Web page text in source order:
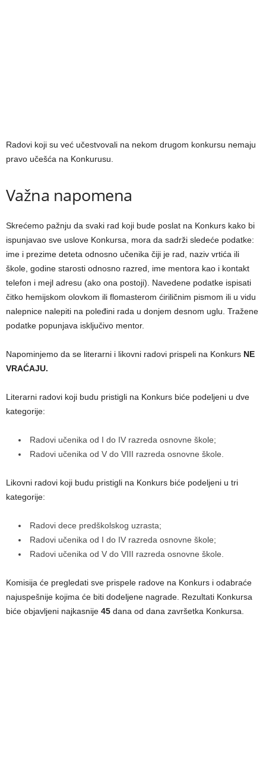
Radovi koji su već učestvovali na nekom drugom konkursu nemaju
pravo učešća na Konkurusu.
Važna napomena
Skrećemo pažnju da svaki rad koji bude poslat na Konkurs kako bi
ispunjavao sve uslove Konkursa, mora da sadrži sledeće podatke:
ime i prezime deteta odnosno učenika čiji je rad, naziv vrtića ili
škole, godine starosti odnosno razred, ime mentora kao i kontakt
telefon i mejl adresu (ako ona postoji). Navedene podatke ispisati
čitko hemijskom olovkom ili flomasterom ćiriličnim pismom ili u vidu
nalepnice nalepiti na poleđini rada u donjem desnom uglu. Tražene
podatke popunjava isklјučivo mentor.
Napominjemo da se literarni i likovni radovi prispeli na Konkurs NE
VRAĆAJU.
Literarni radovi koji budu pristigli na Konkurs biće podelјeni u dve
kategorije:
Radovi učenika od I do IV razreda osnovne škole;
Radovi učenika od V do VIII razreda osnovne škole.
Likovni radovi koji budu pristigli na Konkurs biće podelјeni u tri
kategorije:
Radovi dece predškolskog uzrasta;
Radovi učenika od I do IV razreda osnovne škole;
Radovi učenika od V do VIII razreda osnovne škole.
Komisija će pregledati sve prispele radove na Konkurs i odabraće
najuspešnije kojima će biti dodelјene nagrade. Rezultati Konkursa
biće objavlјeni najkasnije 45 dana od dana završetka Konkursa.